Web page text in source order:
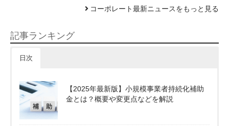
コーポレート最新ニュースをもっと見る
記事ランキング
日次
【2025年最新版】小規模事業者持続化補助
金とは？概要や変更点などを解説